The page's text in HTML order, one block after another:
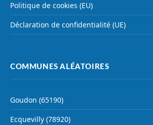
Politique de cookies (EU)
Déclaration de confidentialité (UE)
COMMUNES ALÉATOIRES
Goudon (65190)
Ecquevilly (78920)